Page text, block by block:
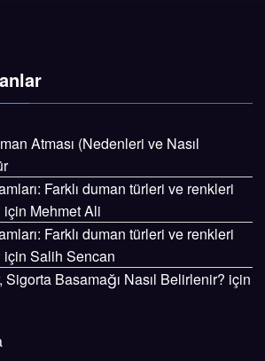
Atması (Nedenleri ve Nasıl
Farklı duman türleri ve renkleri
için Mehmet Ali
Farklı duman türleri ve renkleri
içinSalih Sencan
Sigorta Basamağı Nasıl Belirlenir? için